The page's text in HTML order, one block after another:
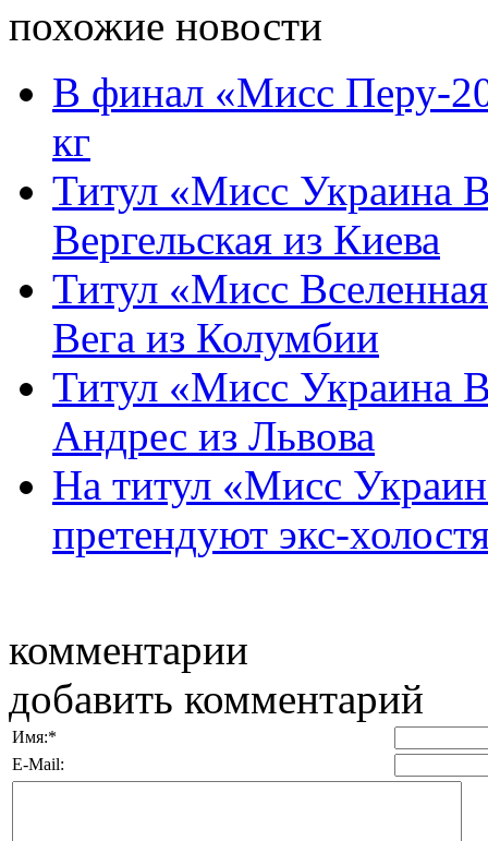
похожие новости
В финал «Мисс Перу-
кг
Титул «Мисс Украина
Вергельская из Киева
Титул «Мисс
Вега из Колумбии
Титул «Мисс Украина
Андрес из Львова
На титул «Мисс
претендуют экс-
комментарии
добавить комментарий
Имя:*
E-Mail: